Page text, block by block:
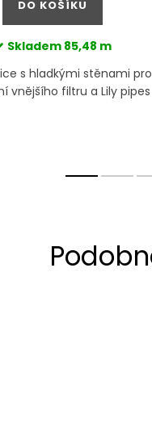
DO KOŠÍKU
Skladem 85,48 m
s hladkými stěnami pro
vnějšího filtru a Lily pipes